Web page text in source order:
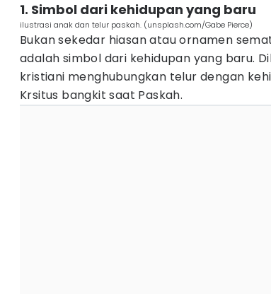
1. Simbol dari kehidupan yang baru
ilustrasi anak dan telur paskah. (unsplash.com/Gabe Pierce)
Bukan sekedar hiasan atau ornamen
adalah simbol dari kehidupan yang baru.
kristiani menghubungkan telur dengan
Krsitus bangkit saat Paskah.